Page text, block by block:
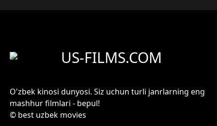
US-FILMS.COM
O'zbek kinosi dunyosi. Siz uchun turli janrlarning eng
mashhur filmlari - bepul!
© best uzbek movies